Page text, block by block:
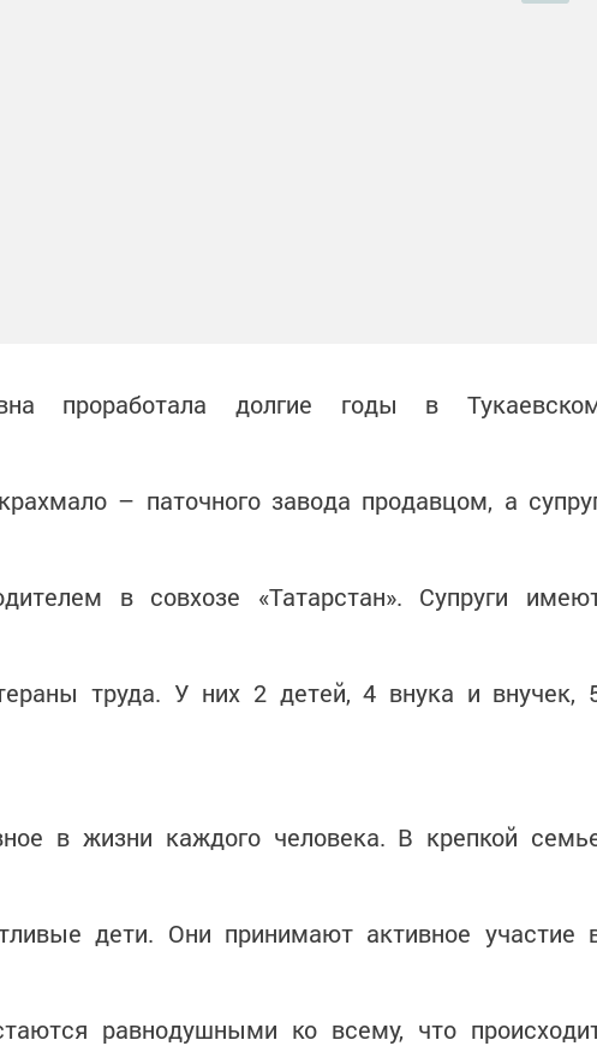
проработала долгие годы в
– паточного завода продавцом, а
в совхозе «Татарстан». Супруги
труда. У них 2 детей, 4 внука и внучек,
в жизни каждого человека. В крепкой
дети. Они принимают активное участие
равнодушными ко всему, что